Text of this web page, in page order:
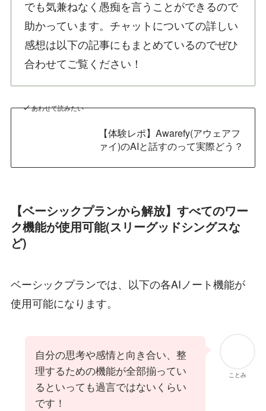
でも気兼ねなく愚痴を言うことができるので
助かっています。チャットについての詳しい
感想は以下の記事にもまとめているのでぜひ
合わせてご覧ください！
あわせて読みたい
【体験レポ】Awarefy(アウェアフ
ァイ)のAIと話すのって実際どう？
【ベーシックプランから解放】すべてのワー
ク機能が使用可能(スリーグッドシングスな
ど)
ベーシックプランでは、以下の各AIノート機能が
使用可能になります。
ことみ
自分の思考や感情と向き合い、整
理するための機能が全部揃ってい
るといっても過言ではないくらい
です！